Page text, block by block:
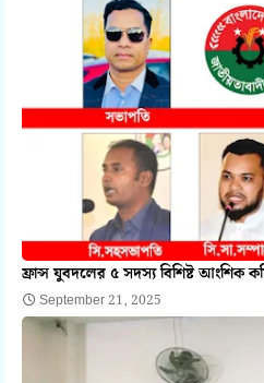
ফ্রান্স যুবদলের ৫ সদস্য বিশিষ্ট আংশিক
September 21, 2025